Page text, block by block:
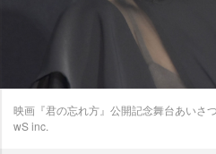
映画『君の忘れ方』公開記念舞台あいさ
wS inc.